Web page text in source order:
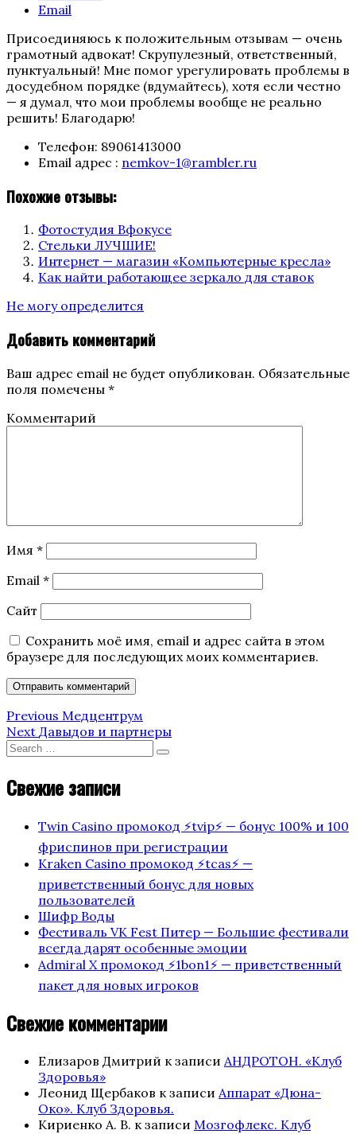
партнеры"
Email
Присоединяюсь к положительным отзывам — очень
грамотный адвокат! Скрупулезный, ответственный,
пунктуальный! Мне помог урегулировать проблемы в
досудебном порядке (вдумайтесь), хотя если честно
— я думал, что мои проблемы вообще не реально
решить! Благодарю!
Телефон: 89061413000
Email адрес : nemkov-1@rambler.ru
Похожие отзывы:
Фотостудия Вфокусе
Стельки ЛУЧШИЕ!
Интернет — магазин «Компьютерные кресла»
Как найти работающее зеркало для ставок
Categories
Не могу определится
Добавить комментарий
Ваш адрес email не будет опубликован. Обязательные
поля помечены *
Комментарий
Имя *
Email *
Сайт
Сохранить моё имя, email и адрес сайта в этом
браузере для последующих моих комментариев.
Навигация
по
записям
Previous
Post
Previous Медцентрум
Next
Post
Next Давыдов и партнеры
Search
for:
Search
Свежие записи
Twin Casino промокод ⚡️tvip⚡️ — бонус 100% и 100
фриспинов при регистрации
Kraken Casino промокод ⚡️tcas⚡️ —
приветственный бонус для новых
пользователей
Шифр Воды
Фестиваль VK Fest Питер — Большие фестивали
всегда дарят особенные эмоции
Admiral X промокод ⚡️1bon1⚡️ — приветственный
пакет для новых игроков
Свежие комментарии
Елизаров Дмитрий к записи АНДРОТОН. «Клуб
Здоровья»
Леонид Щербаков к записи Аппарат «Дюна-
Око». Клуб Здоровья.
Кириенко А. В. к записи Мозгофлекс. Клуб